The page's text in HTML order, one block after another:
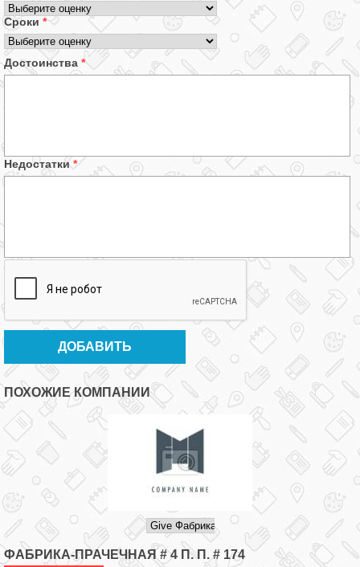
Сроки *
Достоинства *
Недостатки*
ПОХОЖИЕ КОМПАНИИ
ФАБРИКА-ПРАЧЕЧНАЯ # 4 П. П. # 174